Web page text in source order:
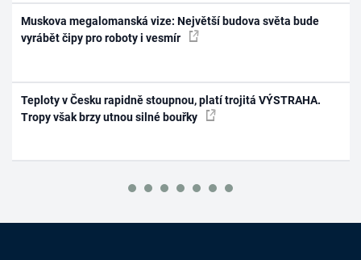
Muskova megalomanská vize: Největší budova světa bude
vyrábět čipy pro roboty i vesmír
Teploty v Česku rapidně stoupnou, platí trojitá VÝSTRAHA.
Tropy však brzy utnou silné bouřky